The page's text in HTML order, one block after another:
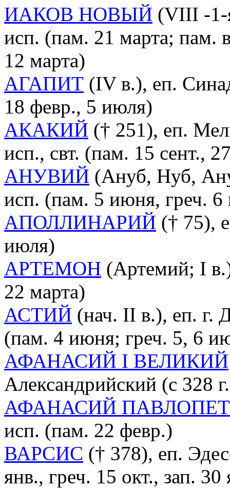
ИАКОВ НОВЫЙ (VIII -1-
исп. (пам. 21 марта; пам.
12 марта)
АГАПИТ (IV в.), еп.
18 февр., 5 июля)
АКАКИЙ († 251), еп.
исп., свт. (пам. 15 сент.,
АНУВИЙ (Ануб, Нуб,
исп. (пам. 5 июня, греч.
АПОЛЛИНАРИЙ († 75),
июля)
АРТЕМОН (Артемий; I
22 марта)
АСТИЙ (нач. II в.), еп. г.
(пам. 4 июня; греч. 5, 6
АФАНАСИЙ I ВЕЛИКИЙ
Александрийский (с 328
АФАНАСИЙ
исп. (пам. 22 февр.)
ВАРСИС († 378), еп.
янв., греч. 15 окт., зап. 30